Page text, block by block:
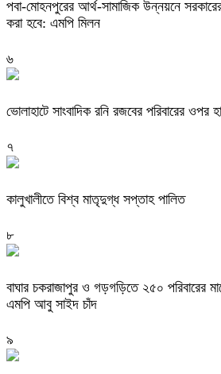
পবা-মোহনপুরের আর্থ-সামাজিক উন্নয়নে
করা হবে: এমপি মিলন
৬
ভোলাহাটে সাংবাদিক রনি রজবের পরিবারের ওপর
৭
কালুখালীতে বিশ্ব মাতৃদুগ্ধ সপ্তাহ পালিত
৮
বাঘার চকরাজাপুর ও গড়গড়িতে ২৫০ পরিবারের
এমপি আবু সাইদ চাঁদ
৯